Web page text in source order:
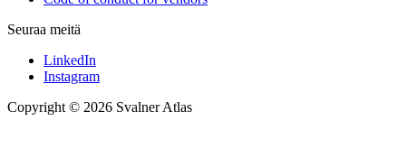
Seuraa meitä
LinkedIn
Instagram
Copyright © 2026 Svalner Atlas